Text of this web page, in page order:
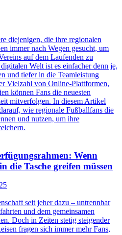
diejenigen, die ihre regionalen
immer nach Wegen gesucht, um
auf dem Laufenden zu
Welt ist es einfacher denn je,
und tiefer in die Teamleistung
Vielzahl von Online-Plattformen,
können Fans die neuesten
mitverfolgen. In diesem Artikel
wie regionale Fußballfans die
und nutzen, um ihre
Wenn
die Tasche greifen müssen
seit jeher dazu – untrennbar
und dem gemeinsamen
Doch in Zeiten stetig steigender
fragen sich immer mehr Fans,